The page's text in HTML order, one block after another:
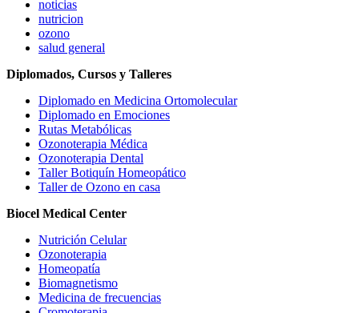
noticias
nutricion
ozono
salud general
Diplomados, Cursos y Talleres
Diplomado en Medicina Ortomolecular
Diplomado en Emociones
Rutas Metabólicas
Ozonoterapia Médica
Ozonoterapia Dental
Taller Botiquín Homeopático
Taller de Ozono en casa
Biocel Medical Center
Nutrición Celular
Ozonoterapia
Homeopatía
Biomagnetismo
Medicina de frecuencias